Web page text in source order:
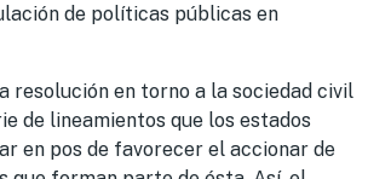
de políticas públicas en
resolución en torno a la sociedad civil
de lineamientos que los estados
en pos de favorecer el accionar de